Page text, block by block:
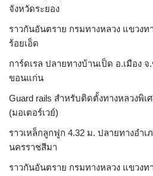
จังหวัดระยอง
ราวกันอันตราย กรมทางหลวง แขวงท
ร้อยเอ็ด
การ์ดเรล ปลายทางบ้านเป็ด อ.เมือง
ขอนแก่น
Guard rails สำหรับติดตั้งทางหลวงพิเ
(มอเตอร์เวย์)
ราวเหล็กลูกฟูก 4.32 ม. ปลายทางอำเ
นครราชสีมา
ราวกันอันตราย กรมทางหลวง แขวงท